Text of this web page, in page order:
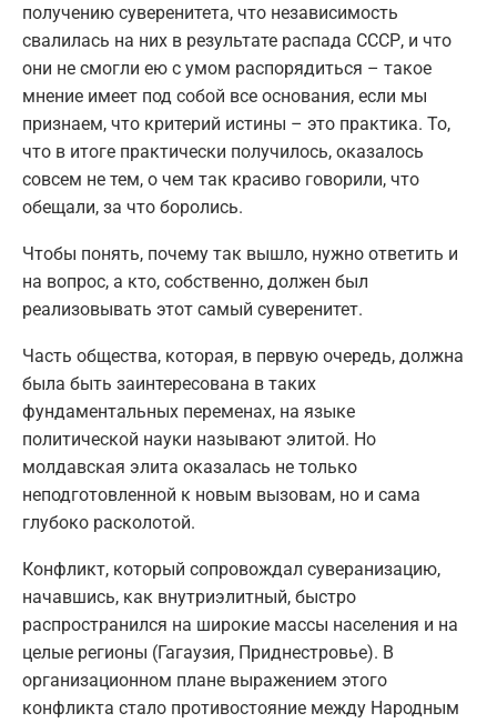
получению суверенитета, что независимость
свалилась на них в результате распада СССР, и что
они не смогли ею с умом распорядиться – такое
мнение имеет под собой все основания, если мы
признаем, что критерий истины – это практика. То,
что в итоге практически получилось, оказалось
совсем не тем, о чем так красиво говорили, что
обещали, за что боролись.
Чтобы понять, почему так вышло, нужно ответить и
на вопрос, а кто, собственно, должен был
реализовывать этот самый суверенитет.
Часть общества, которая, в первую очередь, должна
была быть заинтересована в таких
фундаментальных переменах, на языке
политической науки называют элитой. Но
молдавская элита оказалась не только
неподготовленной к новым вызовам, но и сама
глубоко расколотой.
Конфликт, который сопровождал суверанизацию,
начавшись, как внутриэлитный, быстро
распространился на широкие массы населения и на
целые регионы (Гагаузия, Приднестровье). В
организационном плане выражением этого
конфликта стало противостояние между Народным